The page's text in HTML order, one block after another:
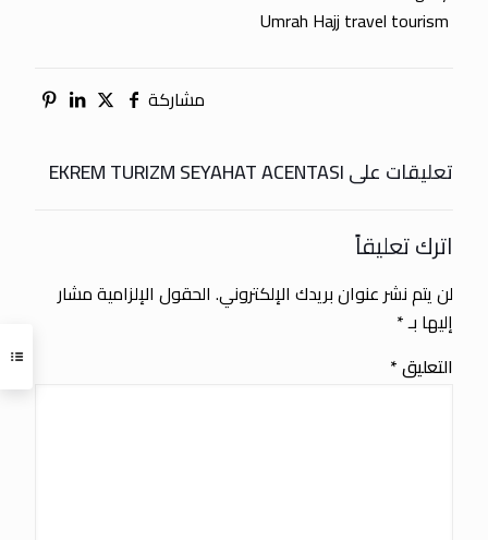
Umrah Hajj travel tourism
مشاركة
تعليقات على EKREM TURIZM SEYAHAT ACENTASI
اترك تعليقاً
لن يتم نشر عنوان بريدك الإلكتروني. الحقول الإلزامية مشار
إليها بـ*
التعليق*